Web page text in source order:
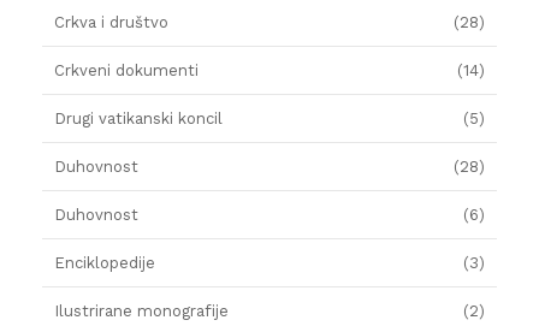
Crkva i društvo (28)
Crkveni dokumenti (14)
Drugi vatikanski koncil (5)
Duhovnost (28)
Duhovnost (6)
Enciklopedije (3)
Ilustrirane monografije (2)